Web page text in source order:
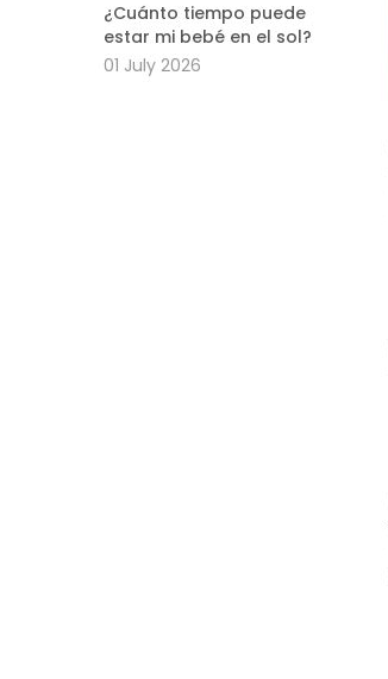
¿Cuánto tiempo puede
estar mi bebé en el sol?
01 July 2026